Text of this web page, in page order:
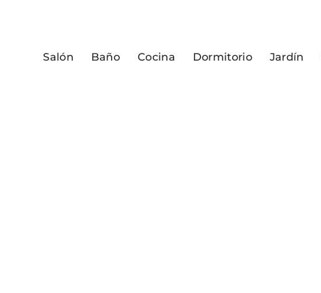
Salón Baño Cocina Dormitorio Jardín